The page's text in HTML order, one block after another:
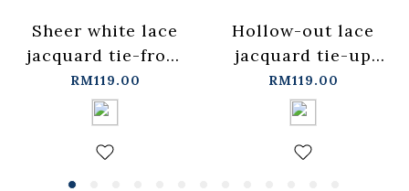
Sheer white lace
jacquard tie-front
shirt【01025765】
in stock+pre-order
RM119.00
Hollow-out lace
jacquard tie-up
sheer shirt -
black【01025766】
in stock+pre-order
RM119.00